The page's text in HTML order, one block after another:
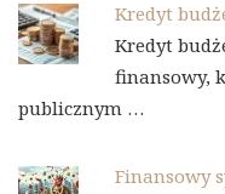
Kredyt
Kredyt
finansowy,
publicznym …
Finansowy